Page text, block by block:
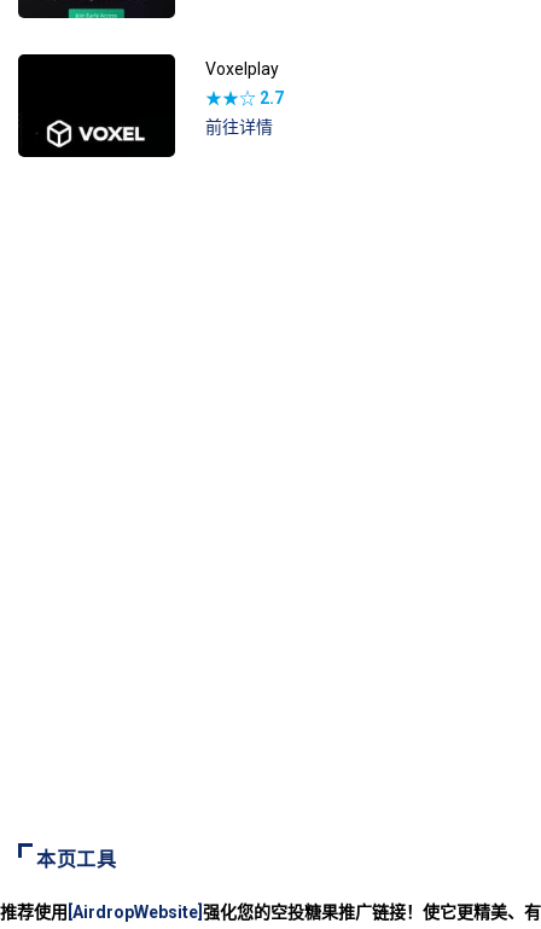
Voxelplay
★★☆ 2.7
前往详情
本页工具
推荐使用 [AirdropWebsite] 强化您的空投糖果推广链接！使它更精美、有